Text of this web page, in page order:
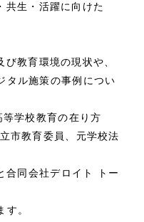
共生・活躍に向けた
教育環境の現状や、
ル施策の事例につい
学校教育の在り方
市教育委員、元学校法
合同会社デロイト トー
。